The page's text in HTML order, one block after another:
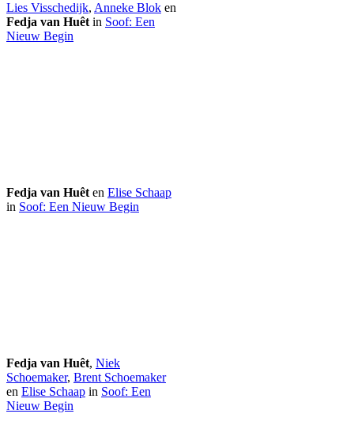
Lies Visschedijk, Anneke Blok en
Fedja van Huêt in Soof: Een
Nieuw Begin
Fedja van Huêt en Elise Schaap
in Soof: Een Nieuw Begin
Fedja van Huêt, Niek
Schoemaker, Brent Schoemaker
en Elise Schaap in Soof: Een
Nieuw Begin